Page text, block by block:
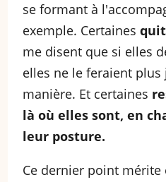
se formant à
exemple. Certaines
me disent que si elles
elles ne le feraient
manière. Et certaines
là où elles sont, en
leur posture.
Ce dernier point mérite